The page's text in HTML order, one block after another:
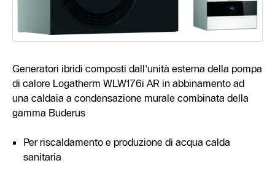
Generatori ibridi composti dall'unità esterna della pompa
di calore Logatherm WLW176i AR in abbinamento ad
una caldaia a condensazione murale combinata della
gamma Buderus
Per riscaldamento e produzione di acqua calda
sanitaria